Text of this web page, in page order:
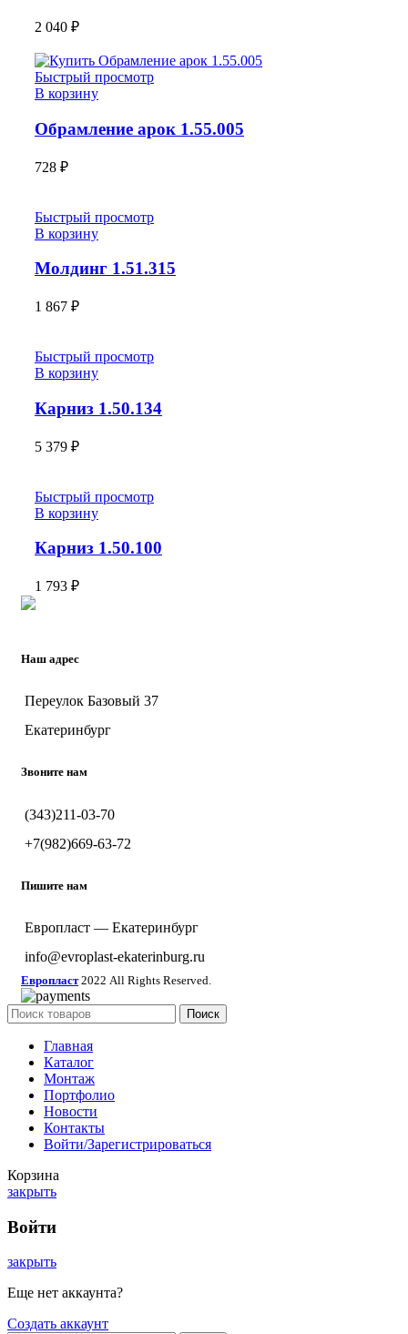
2 040 ₽
Быстрый просмотр
В корзину
Обрамление арок 1.55.005
728 ₽
Быстрый просмотр
В корзину
Молдинг 1.51.315
1 867 ₽
Быстрый просмотр
В корзину
Карниз 1.50.134
5 379 ₽
Быстрый просмотр
В корзину
Карниз 1.50.100
1 793 ₽
Наш адрес
Переулок Базовый 37
Екатеринбург
Звоните нам
(343)211-03-70
+7(982)669-63-72
Пишите нам
Европласт — Екатеринбург
info@evroplast-ekaterinburg.ru
Европласт 2022 All Rights Reserved.
Поиск
Главная
Каталог
Монтаж
Портфолио
Новости
Контакты
Войти/Зарегистрироваться
Корзина
закрыть
Войти
закрыть
Еще нет аккаунта?
Создать аккаунт